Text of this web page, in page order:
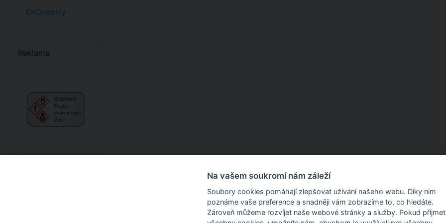
EKOnoviny
Reklama
Produkty a služby
Na vašem soukromí nám záleží
Soubory cookies pomáhají zlepšovat užívání našeho webu. Díky nim
poznáme vaše preference a snadněji vám zobrazíme to, co hledáte.
Zároveň můžeme rozvíjet naše webové stránky a služby. Pokud přijmete